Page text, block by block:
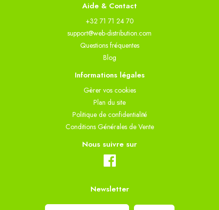
Aide & Contact
+32 71 71 24 70
support@web-distribution.com
Questions fréquentes
Blog
Informations légales
Gèrer vos cookies
Plan du site
Politique de confidentialité
Conditions Générales de Vente
Nous suivre sur
Newsletter